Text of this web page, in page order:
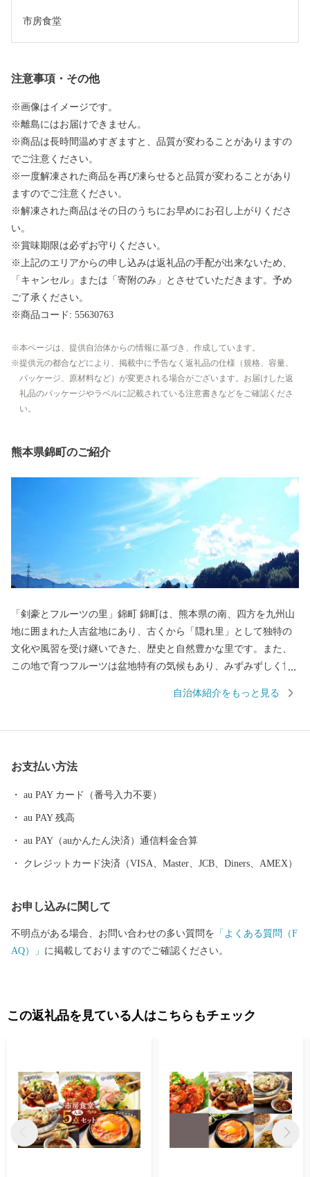
市房食堂
注意事項・その他
※画像はイメージです。
※離島にはお届けできません。
※商品は長時間温めすぎますと、品質が変わることがありますの
でご注意ください。
※一度解凍された商品を再び凍らせると品質が変わることがあり
ますのでご注意ください。
※解凍された商品はその日のうちにお早めにお召し上がりくださ
い。
※賞味期限は必ずお守りください。
※上記のエリアからの申し込みは返礼品の手配が出来ないため、
「キャンセル」または「寄附のみ」とさせていただきます。予め
ご了承ください。
※商品コード: 55630763
本ページは、提供自治体からの情報に基づき、作成しています。
提供元の都合などにより、掲載中に予告なく返礼品の仕様（規格、容量、
パッケージ、原材料など）が変更される場合がございます。お届けした返
礼品のパッケージやラベルに記載されている注意書きなどをご確認くださ
い。
熊本県錦町のご紹介
「剣豪とフルーツの里」錦町 錦町は、熊本県の南、四方を九州山
地に囲まれた人吉盆地にあり、古くから「隠れ里」として独特の
文化や風習を受け継いできた、歴史と自然豊かな里です。また、
この地で育つフルーツは盆地特有の気候もあり、みずみずしく甘
食、そして「球磨焼酎」と、楽しみが多い豊かな町です。ぜひ一
自治体紹介をもっと見る
お支払い方法
au PAY カード（番号入力不要）
au PAY 残高
au PAY（auかんたん決済）通信料金合算
クレジットカード決済（VISA、Master、JCB、Diners、AMEX）
お申し込みに関して
不明点がある場合、お問い合わせの多い質問を 「よくある質問（F
AQ）」 に掲載しておりますのでご確認ください。
この返礼品を見ている人はこちらもチェック